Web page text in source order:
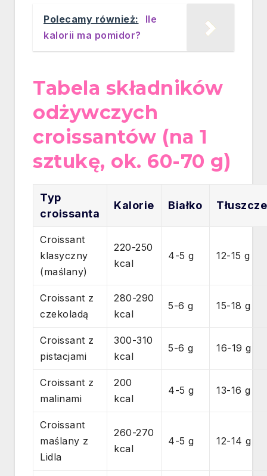
Polecamy również:
Ile
kalorii ma pomidor?
Tabela składników
odżywczych
croissantów (na 1
sztukę, ok. 60-70 g)
Typ
croissanta
Kalorie Białko Tłuszcze
Croissant
klasyczny
(maślany)
220-250
kcal
4-5 g 12-15 g
Croissant z
czekoladą
280-290
kcal
5-6 g 15-18 g
Croissant z
pistacjami
300-310
kcal
5-6 g 16-19 g
Croissant z
malinami
200
kcal
4-5 g 13-16 g
Croissant
maślany z
Lidla
260-270
kcal
4-5 g 12-14 g